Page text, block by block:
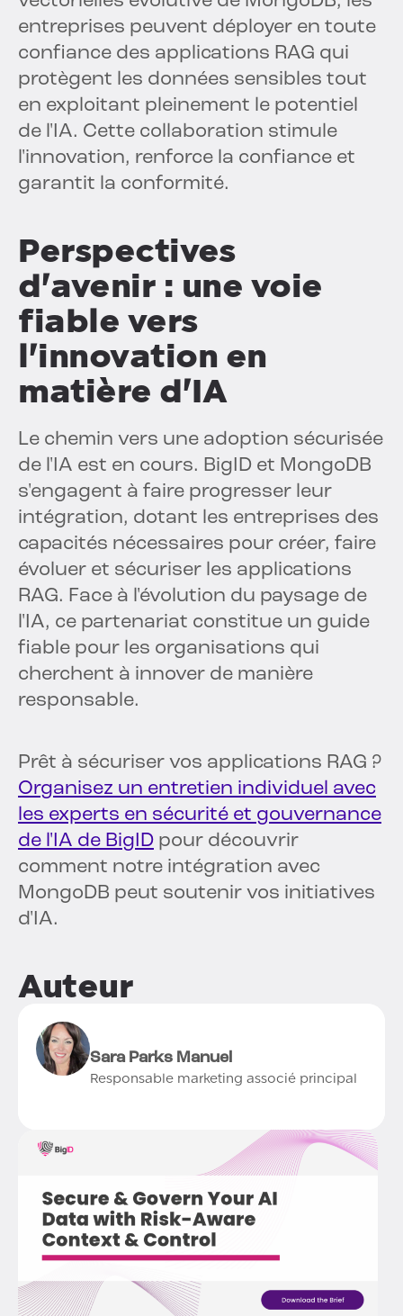
entreprises peuvent déployer en toute
confiance des applications RAG qui
protègent les données sensibles tout
en exploitant pleinement le potentiel
de l'IA. Cette collaboration stimule
l'innovation, renforce la confiance et
garantit la conformité.
Perspectives
d'avenir : une voie
fiable vers
l'innovation en
matière d'IA
Le chemin vers une adoption sécurisée
de l'IA est en cours. BigID et MongoDB
s'engagent à faire progresser leur
intégration, dotant les entreprises des
capacités nécessaires pour créer, faire
évoluer et sécuriser les applications
RAG. Face à l'évolution du paysage de
l'IA, ce partenariat constitue un guide
fiable pour les organisations qui
cherchent à innover de manière
responsable.
Prêt à sécuriser vos applications RAG ?
Organisez un entretien individuel avec
les experts en sécurité et gouvernance
de l'IA de BigID pour découvrir
comment notre intégration avec
MongoDB peut soutenir vos initiatives
d'IA.
Auteur
Sara Parks Manuel
Responsable marketing associé principal